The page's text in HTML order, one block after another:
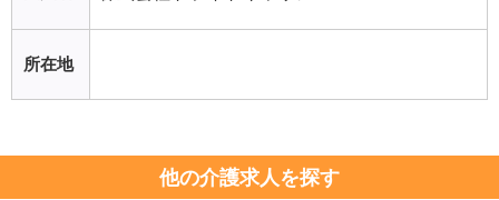
所在地
他の介護求人を探す